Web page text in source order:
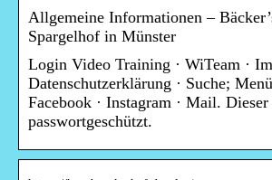
Allgemeine Informationen –
Spargelhof in Münster
Login Video Training · WiTeam ·
Datenschutzerklärung · Suche;
Facebook · Instagram · Mail.
passwortgeschützt.